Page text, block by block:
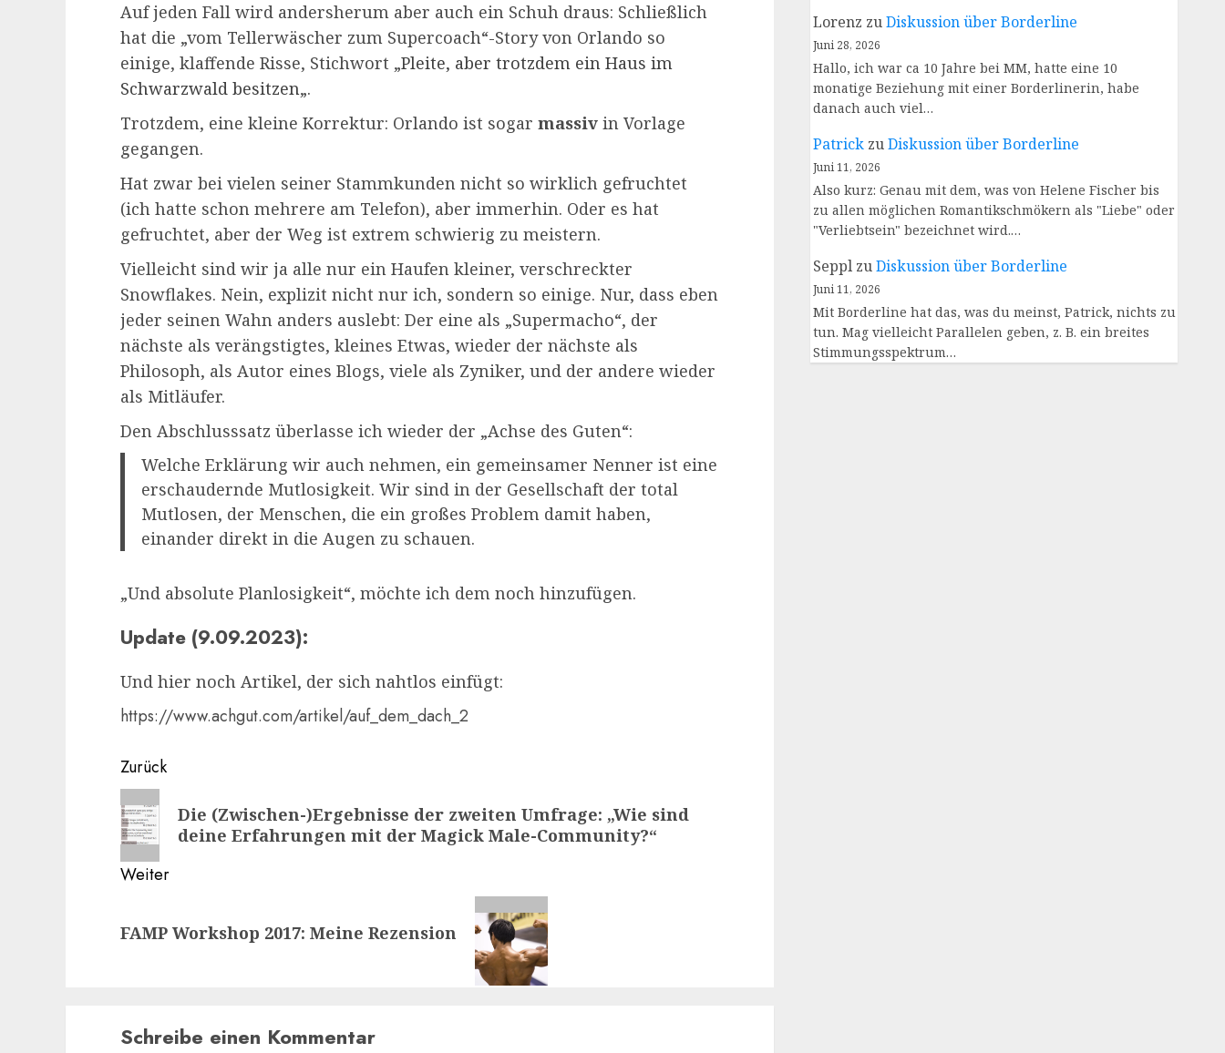
Auf jeden Fall wird andersherum aber auch ein Schuh draus: Schließlich
hat die „vom Tellerwäscher zum Supercoach“-Story von Orlando so
einige, klaffende Risse, Stichwort „Pleite, aber trotzdem ein Haus im
Schwarzwald besitzen„.
Trotzdem, eine kleine Korrektur: Orlando ist sogar massiv in Vorlage
gegangen.
Hat zwar bei vielen seiner Stammkunden nicht so wirklich gefruchtet
(ich hatte schon mehrere am Telefon), aber immerhin. Oder es hat
gefruchtet, aber der Weg ist extrem schwierig zu meistern.
Vielleicht sind wir ja alle nur ein Haufen kleiner, verschreckter
Snowflakes. Nein, explizit nicht nur ich, sondern so einige. Nur, dass eben
jeder seinen Wahn anders auslebt: Der eine als „Supermacho“, der
nächste als verängstigtes, kleines Etwas, wieder der nächste als
Philosoph, als Autor eines Blogs, viele als Zyniker, und der andere wieder
als Mitläufer.
Den Abschlusssatz überlasse ich wieder der „Achse des Guten“:
Welche Erklärung wir auch nehmen, ein gemeinsamer Nenner ist eine
erschaudernde Mutlosigkeit. Wir sind in der Gesellschaft der total
Mutlosen, der Menschen, die ein großes Problem damit haben,
einander direkt in die Augen zu schauen.
„Und absolute Planlosigkeit“, möchte ich dem noch hinzufügen.
Update (9.09.2023):
Und hier noch Artikel, der sich nahtlos einfügt:
https://www.achgut.com/artikel/auf_dem_dach_2
Beitragsnavigation
Zurück
Vorheriger
Beitrag:Die (Zwischen-)Ergebnisse der zweiten Umfrage: „Wie sind
deine Erfahrungen mit der Magick Male-Community?“
Weiter
Beitrag:
FAMP Workshop 2017: Meine Rezension
Schreibe einen Kommentar
Lorenz zuDiskussion über Borderline
Juni 28, 2026
Hallo, ich war ca 10 Jahre bei MM, hatte eine 10
monatige Beziehung mit einer Borderlinerin, habe
danach auch viel…
PatrickzuDiskussion über Borderline
Juni 11, 2026
Also kurz: Genau mit dem, was von Helene Fischer bis
zu allen möglichen Romantikschmökern als "Liebe" oder
"Verliebtsein" bezeichnet wird.…
SepplzuDiskussion über Borderline
Juni 11, 2026
Mit Borderline hat das, was du meinst, Patrick, nichts zu
tun. Mag vielleicht Parallelen geben, z. B. ein breites
Stimmungsspektrum…